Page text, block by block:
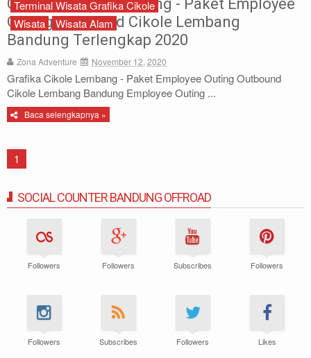
Grafika Cikole Lembang - Paket Employee
Outing Outbound Cikole Lembang
Bandung Terlengkap 2020
Zona Adventure November 12, 2020
Grafika Cikole Lembang - Paket Employee Outing Outbound
Cikole Lembang Bandung Employee Outing ...
Baca selengkapnya »
Terminal Wisata Grafika Cikole
Wisata
Wisata Alam
1
SOCIAL COUNTER BANDUNG OFFROAD
Followers Followers Subscribes Followers
Followers Subscribes Followers Likes
Archery
Paket Outbound
Paket Offroad
About Us
Contact Us